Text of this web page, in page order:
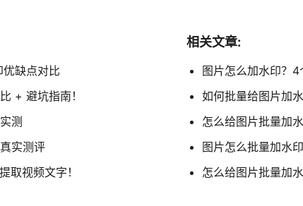
缺点对比
+ 避坑指南！
测
实测评
取视频文字！
相关文章:
图片怎么加水印？
如何批量给图片加
怎么给图片批量加
图片怎么批量加水
怎么给图片批量加